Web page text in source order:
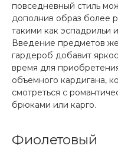
повседневный стиль
дополнив образ более
такими как эспадрильи
Введение предметов
гардероб добавит
время для
объемного кардигана,
смотреться с
брюками или карго.
Фиолетовый